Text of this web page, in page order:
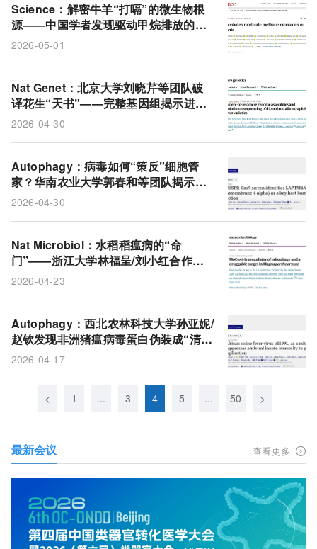
Science：解密牛羊“打嗝”的微生物根
源——中国学者发现驱动甲烷排放的全
新细胞器
2026-05-01
Nat Genet：北京大学刘晓芹等团队破
译花生“天书”——完整基因组揭示进化
密码与育种“指纹”，打开高产优质育种
2026-04-30
Autophagy：病毒如何“策反”细胞管
家？华南农业大学郭春和等团队揭示PR
RSV通过降解关键蛋白LAPTM4A从内
2026-04-30
Nat Microbiol：水稻稻瘟病的“命
门”——浙江大学林福呈/刘小红合作揭
示稻瘟病菌线粒体自噬的关键调控因子
2026-04-23
Autophagy：西北农林科技大学孙亚妮/
赵钦发现非洲猪瘟病毒蛋白伪装成“清洁
工”，劫持细胞自噬系统破坏免疫防线
2026-04-17
< 1 ... 3 4 5 ... 50 >
最新会议 查看更多